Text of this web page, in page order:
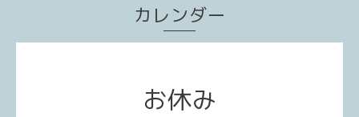
カレンダー
お休み